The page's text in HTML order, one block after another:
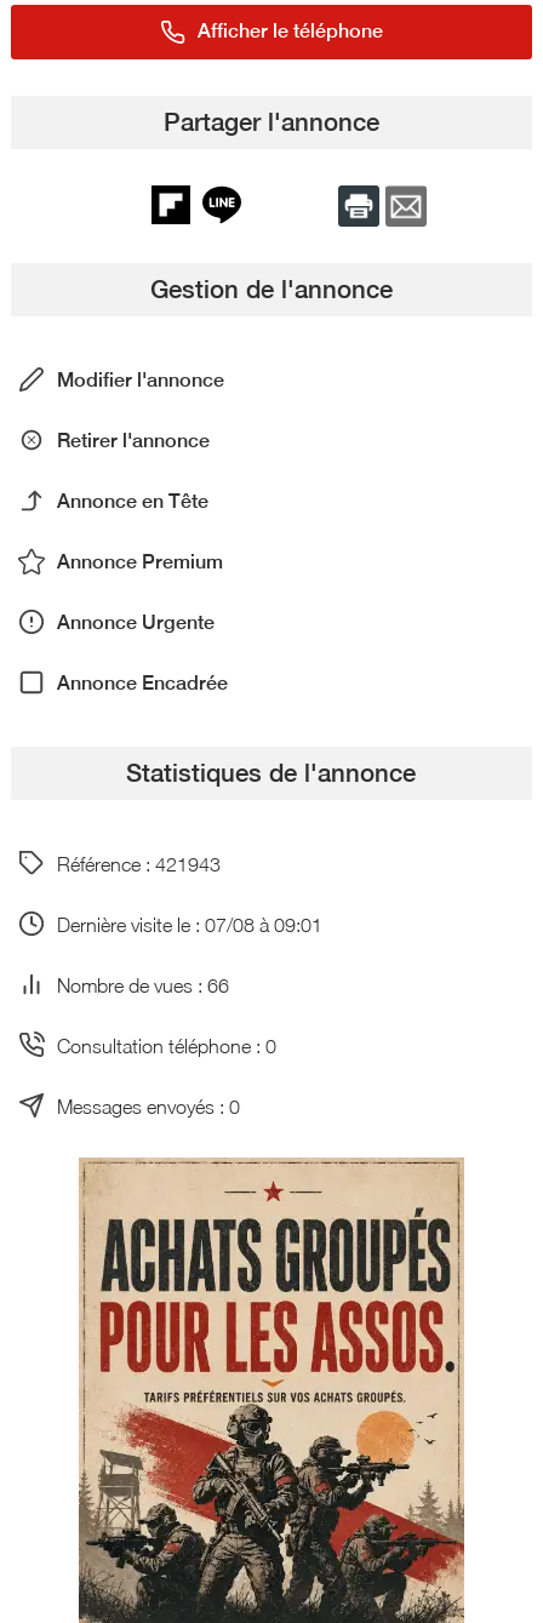
Afficher le téléphone
Partager l'annonce
Gestion de l'annonce
Modifier l'annonce
Retirer l'annonce
Annonce en Tête
Annonce Premium
Annonce Urgente
Annonce Encadrée
Statistiques de l'annonce
Référence : 421943
Dernière visite le : 07/08 à 09:01
Nombre de vues : 66
Consultation téléphone : 0
Messages envoyés : 0